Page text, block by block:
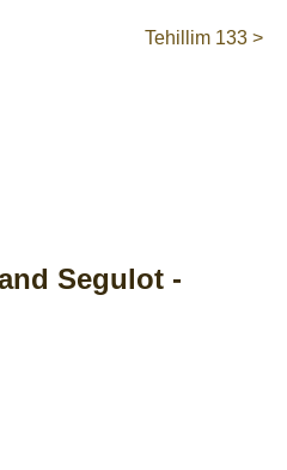
Tehillim 133 >
Segulot -